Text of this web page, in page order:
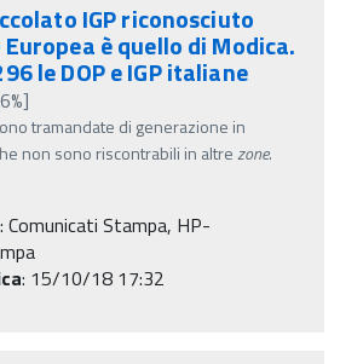
IGP riconosciuto
è quello di Modica.
le DOP e IGP italiane
tramandate di generazione in
non sono riscontrabili in altrezone.
: Comunicati Stampa, HP-
: 15/10/18 17:32